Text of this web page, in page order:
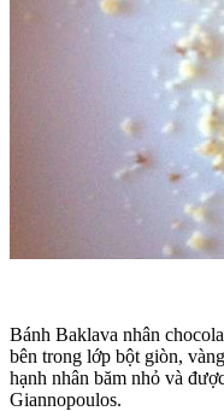
Bánh Baklava nhân
bên trong lớp bột giòn,
hạnh nhân băm nhỏ và
Giannopoulos.